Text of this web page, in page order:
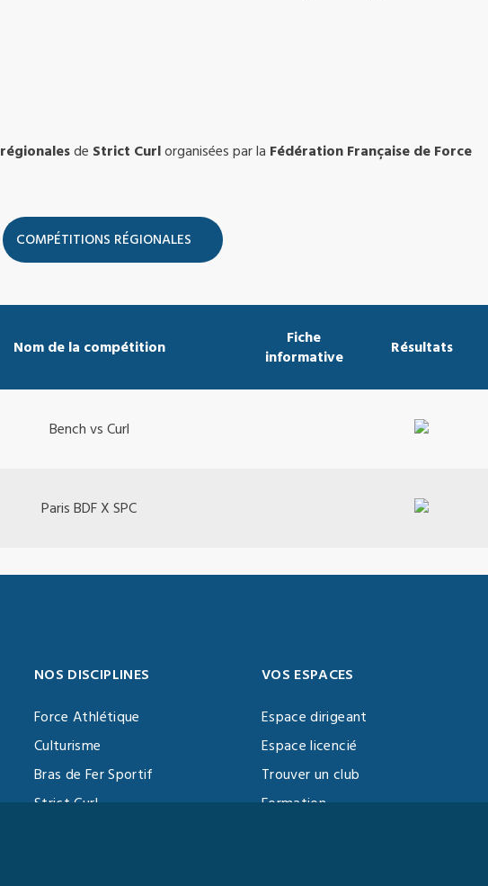
régionalesde Strict Curlorganisées par la Fédération Française de Force
Nom de la compétition
Fiche
informative
Résultats
Bench vs Curl
Paris BDF X SPC
NOS DISCIPLINES
Force Athlétique
Culturisme
Bras de Fer Sportif
Strict Curl
VOS ESPACES
Espace dirigeant
Espace licencié
Trouver un club
Formation